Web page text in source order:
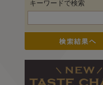
キーワードで検索